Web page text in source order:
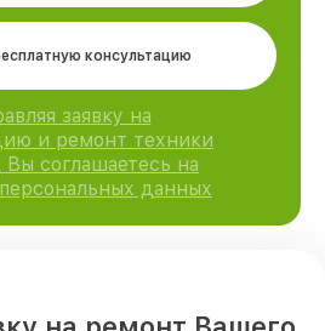
консультацию
заявку на
и ремонт техники
соглашаетесь на
данных